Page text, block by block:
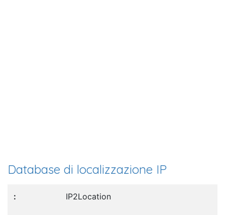
Database di localizzazione IP
IP2Location